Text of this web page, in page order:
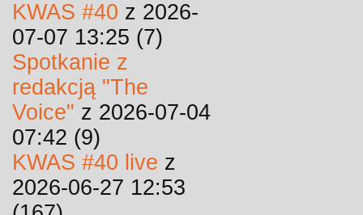
KWAS #40 z 2026-
07-07 13:25 (7)
Spotkanie z
redakcją "The
Voice" z 2026-07-04
07:42 (9)
KWAS #40 live z
2026-06-27 12:53